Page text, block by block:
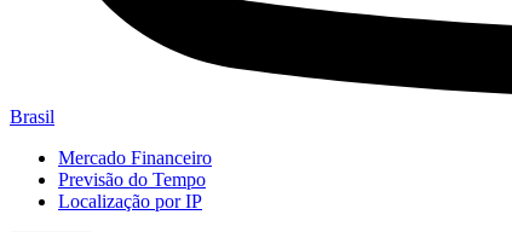
Brasil
Mercado Financeiro
Previsão do Tempo
Localização por IP